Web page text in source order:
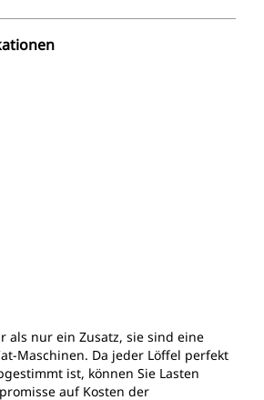
als nur ein Zusatz, sie sind eine
Maschinen. Da jeder Löffel perfekt
ist, können Sie Lasten
auf Kosten der